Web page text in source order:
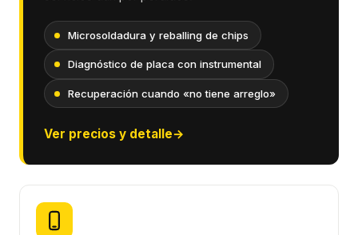
Microsoldadura y reballing de chips
Diagnóstico de placa con instrumental
Recuperación cuando «no tiene arreglo»
Ver precios y detalle→